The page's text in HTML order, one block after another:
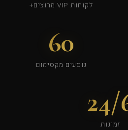
לקוחות VIP מרוצים+
60
נוסעים מקסימום
24/
זמינות